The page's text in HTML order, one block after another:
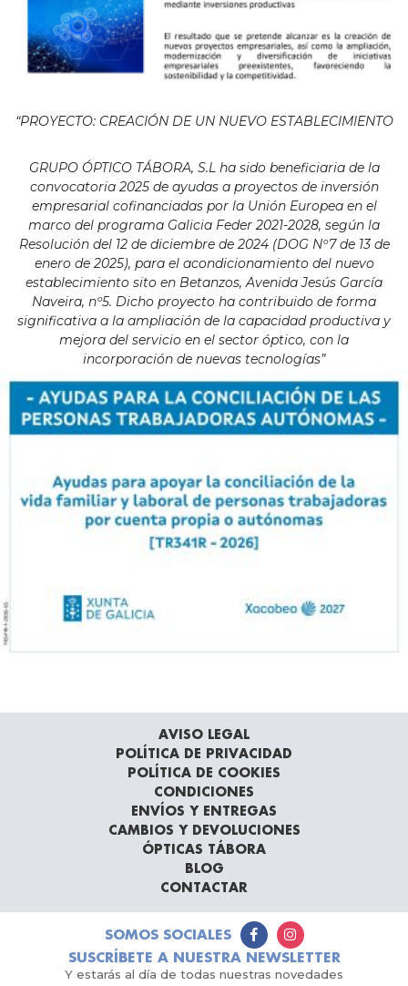
“PROYECTO: CREACIÓN DE UN NUEVO ESTABLECIMIENTO
GRUPO ÓPTICO TÁBORA, S.L ha sido beneficiaria de la
convocatoria 2025 de ayudas a proyectos de inversión
empresarial cofinanciadas por la Unión Europea en el
marco del programa Galicia Feder 2021-2028, según la
Resolución del 12 de diciembre de 2024 (DOG Nº7 de 13 de
enero de 2025), para el acondicionamiento del nuevo
establecimiento sito en Betanzos, Avenida Jesús García
Naveira, nº5. Dicho proyecto ha contribuido de forma
significativa a la ampliación de la capacidad productiva y
mejora del servicio en el sector óptico, con la
incorporación de nuevas tecnologías”
AVISO LEGAL
POLÍTICA DE PRIVACIDAD
POLÍTICA DE COOKIES
CONDICIONES
ENVÍOS Y ENTREGAS
CAMBIOS Y DEVOLUCIONES
ÓPTICAS TÁBORA
BLOG
CONTACTAR
SOMOS SOCIALES
SUSCRÍBETE A NUESTRA NEWSLETTER
Y estarás al día de todas nuestras novedades